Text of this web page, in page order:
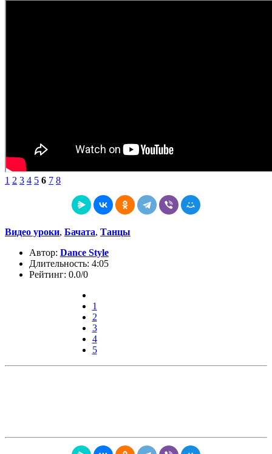
1 2 3 4 5 6 7 8
Видео уроки, Бачата, Танцы
Автор: Dance Style
Длительность: 4:05
Рейтинг: 0.0/0
1
2
3
4
5